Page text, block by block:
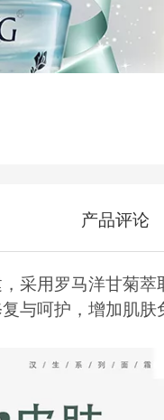
产品评论
采用罗马洋甘菊萃
与呵护，增加肌肤